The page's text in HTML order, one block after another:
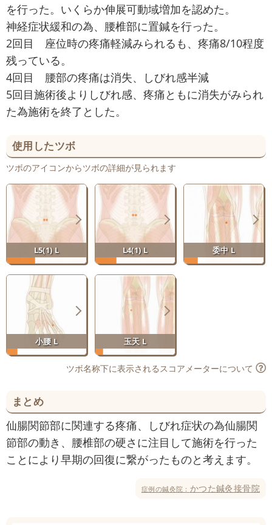
を行った。いくらか伸展可動域増加を認めた。
神経症状緩和の為、腰椎部に置鍼を行った。
2回目 座位時の疼痛軽減みられるも、疼痛8/10程度
残っている。
4回目 腰部の疼痛は消失、しびれ感半減
5回目施術後よりしびれ感、疼痛ともに消失がみられ
た為施術を終了とした。
使用したツボ
ツボのアイコンからツボの詳細が見られます
L5(1) L L4(1) L 委中 L
小腰 L 玉天 L
ツボ名称下に表示されるスコアメーターについて
まとめ
仙腸関節部に関連する疼痛、しびれ症状の為仙腸関
節部の動き、腰椎部の硬さに注目して施術を行った
ことにより早期の回復に繋がったものと考えます。
症例の鍼灸院： かつた鍼灸接骨院